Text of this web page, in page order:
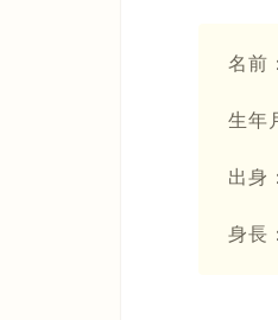
名前
生年
出身
身長